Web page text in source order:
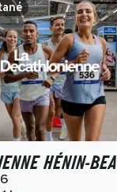
HÉNIN-